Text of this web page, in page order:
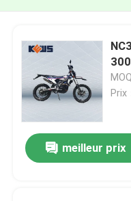
Prix
meilleur prix